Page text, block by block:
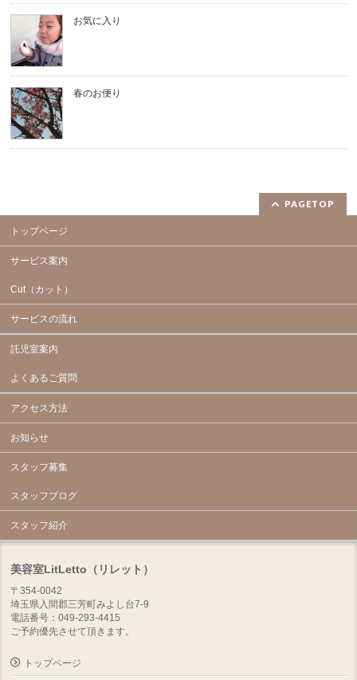
お気に入り
春のお便り
PAGETOP
トップページ
サービス案内
Cut（カット）
サービスの流れ
託児室案内
よくあるご質問
アクセス方法
お知らせ
スタッフ募集
スタッフブログ
スタッフ紹介
美容室LitLetto（リレット）
〒354-0042
埼玉県入間郡三芳町みよし台7-9
電話番号：049-293-4415
ご予約優先させて頂きます。
トップページ